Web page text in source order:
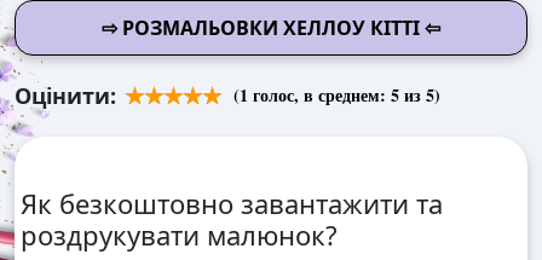
⇨ РОЗМАЛЬОВКИ ХЕЛЛОУ КІТТІ ⇦
Оцінити: (1 голос, в среднем: 5из 5)
Як безкоштовно завантажити та
роздрукувати малюнок?